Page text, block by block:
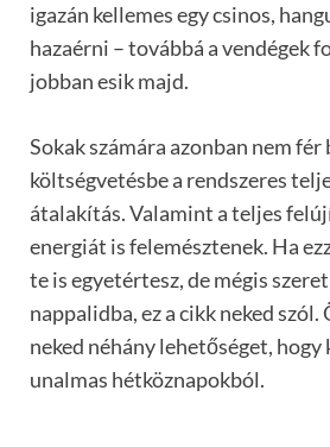
igazán kellemes egy csinos,
hazaérni – továbbá a vendégek
jobban esik majd.
Sokak számára azonban nem fér
költségvetésbe a rendszeres
átalakítás. Valamint a teljes
energiát is felemésztenek. Ha
te is egyetértesz, de mégis
nappalidba, ez a cikk neked
neked néhány lehetőséget,
unalmas hétköznapokból.